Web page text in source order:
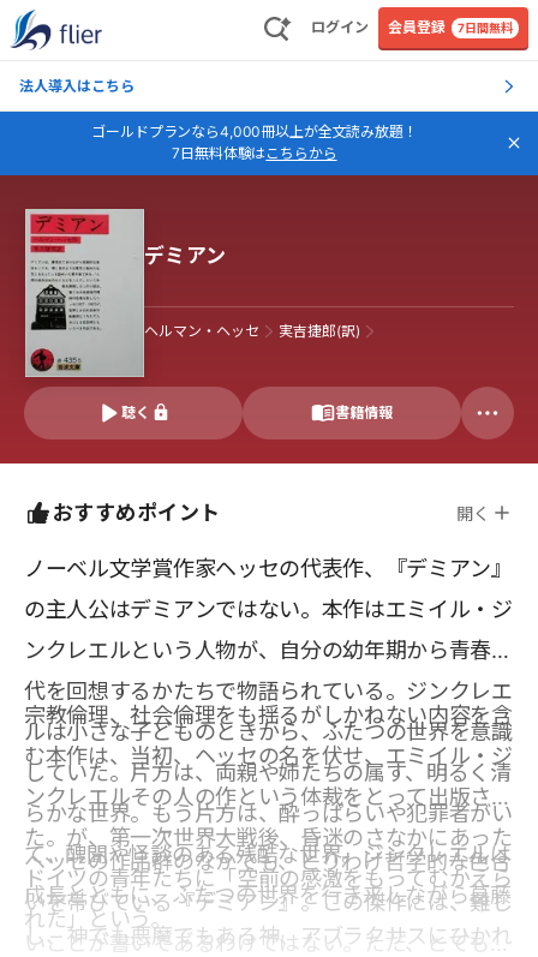
ログイン 会員登録 7日間無料
法人導入はこちら
ゴールドプランなら4,000冊以上が全文読み放題！
7日無料体験はこちらから
デミアン
ヘルマン・ヘッセ 実吉捷郎(訳)
聴く 書籍情報
おすすめポイント 開く
ノーベル文学賞作家ヘッセの代表作、『デミアン』
の主人公はデミアンではない。本作はエミイル・ジ
ンクレエルという人物が、自分の幼年期から青春時
代を回想するかたちで物語られている。ジンクレエ
ルは小さな子どものときから、ふたつの世界を意識
していた。片方は、両親や姉たちの属す、明るく清
らかな世界。もう片方は、酔っぱらいや犯罪者がい
て、醜聞や怪談のある残酷な世界。ジンクレエルは
成長とともに、ふたつの世界を行き来しながら葛藤
し、神でも悪魔でもある神、アブラクサスにひかれ
宗教倫理、社会倫理をも揺るがしかねない内容を含
む本作は、当初、ヘッセの名を伏せ、エミイル・ジ
ンクレエルその人の作という体裁をとって出版され
た。が、第一次世界大戦後、昏迷のさなかにあった
ドイツの青年たちに「空前の感激をもってむかえら
れた」という。
ヘッセの作品群のなかでも、とりわけ哲学的な色合
いを帯びている『デミアン』。この傑作には、難し
いことが書いてあるわけではない。ただ、とても深